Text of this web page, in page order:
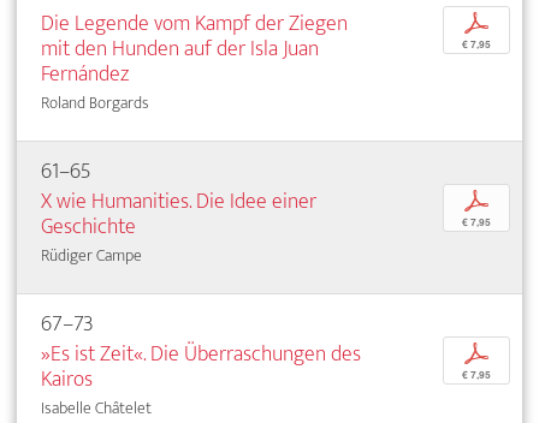
Die Legende vom Kampf der Ziegen
mit den Hunden auf der Isla Juan
Fernández
Roland Borgards
p
€ 7,95
61–65
X wie Humanities. Die Idee einer
Geschichte
Rüdiger Campe
p
€ 7,95
67–73
»Es ist Zeit«. Die Überraschungen des
Kairos
Isabelle Châtelet
p
€ 7,95